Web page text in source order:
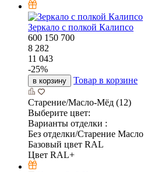
Зеркало с полкой Калипсо
600 150 700
8 282
11 043
-25%
в корзину Товар в корзине
Старение/Масло-Мёд (12)
Выберите цвет:
Варианты отделки :
Без отделки/Старение Масло
Базовый цвет RAL
Цвет RAL+